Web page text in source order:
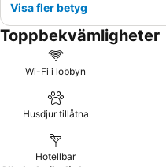
Visa fler betyg
Toppbekvämligheter
Wi-Fi i lobbyn
Husdjur tillåtna
Hotellbar